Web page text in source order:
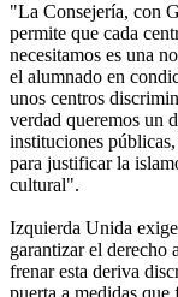
"La Consejería, con
permite que cada
necesitamos es una
el alumnado en
unos centros
verdad queremos un
instituciones
para justificar la
cultural".
Izquierda Unida
garantizar el derecho
frenar esta deriva